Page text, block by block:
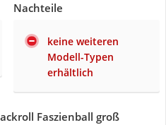
Nachteile
keine weiteren
Modell-Typen
erhältlich
Faszienball groß